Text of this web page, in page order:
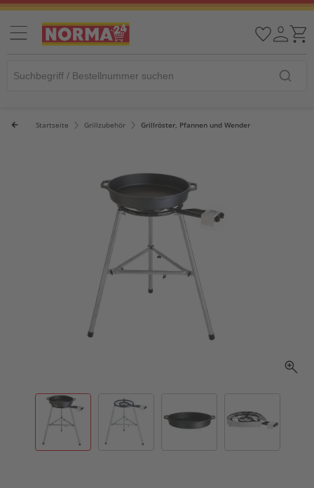
Startseite Grillzubehör Grillröster, Pfannen und Wender